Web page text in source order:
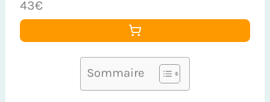
43€
Sommaire